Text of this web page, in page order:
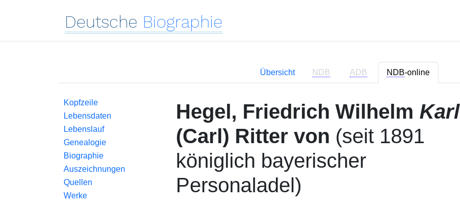
Deutsche Biographie
Übersicht NDB ADB NDB-online
Kopfzeile
Lebensdaten
Lebenslauf
Genealogie
Biographie
Auszeichnungen
Quellen
Werke
Hegel, Friedrich Wilhelm Karl
(Carl) Ritter von (seit 1891
königlich bayerischer
Personaladel)